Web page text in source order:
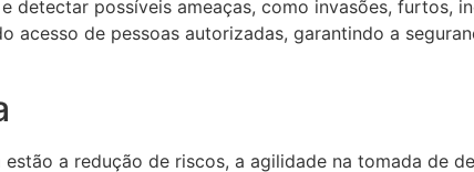
detectar possíveis ameaças, como invasões, furtos,
de pessoas autorizadas, garantindo a
a redução de riscos, a agilidade na tomada de